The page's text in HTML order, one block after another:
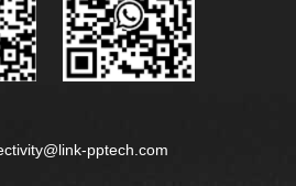
pptech.com